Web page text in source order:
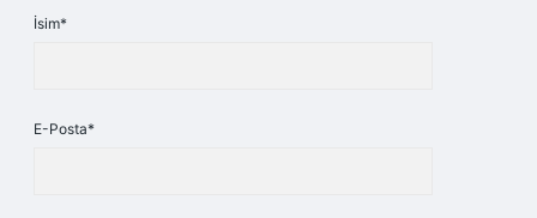
İsim*
E-Posta*